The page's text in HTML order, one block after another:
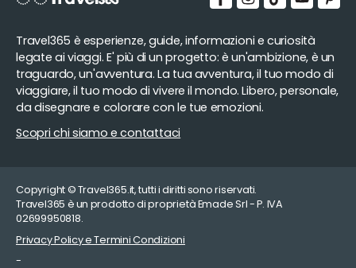
Travel365 è esperienze, guide, informazioni e curiosità
legate ai viaggi. E' più di un progetto: è un'ambizione, è un
traguardo, un'avventura. La tua avventura, il tuo modo di
viaggiare, il tuo modo di vivere il mondo. Libero, personale,
da disegnare e colorare con le tue emozioni.
Scopri chi siamo e contattaci
Copyright © Travel365.it, tutti i diritti sono riservati.
Travel365 è un prodotto di proprietà Emade Srl - P. IVA
02699950818.
Privacy Policy e Termini Condizioni
-